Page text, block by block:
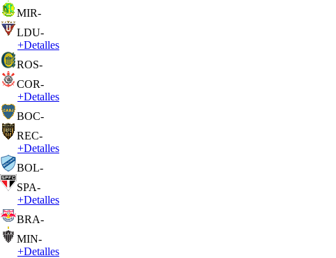
MIR-
LDU-
+Detalles
ROS-
COR-
+Detalles
BOC-
REC-
+Detalles
BOL-
SPA-
+Detalles
BRA-
MIN-
+Detalles